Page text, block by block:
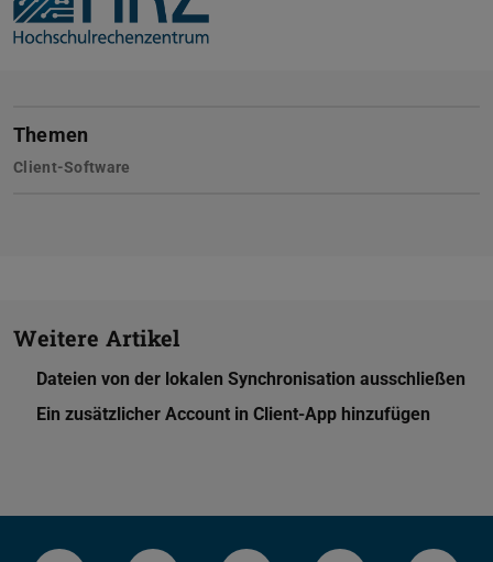
Themen
Client-Software
Weitere Artikel
Dateien von der lokalen Synchronisation ausschließen
Ein zusätzlicher Account in Client-App hinzufügen